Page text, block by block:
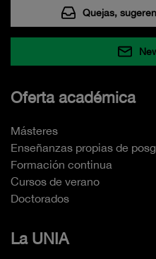
Quejas,
Oferta académica
Másteres
Enseñanzas propias de
Formación continua
Cursos de verano
Doctorados
La UNIA